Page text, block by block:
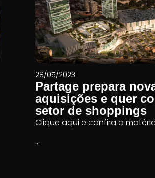
28/05/2023
Partage prepara
aquisições e quer
setor de shoppings
Clique aqui e confira a
...